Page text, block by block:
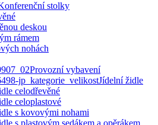
stolky
deskou
rámem
nohách
Provozní vybavení
Jídelní židle
celodřevěné
celoplastové
s kovovými nohami
s plastovým sedákem a opěrákem